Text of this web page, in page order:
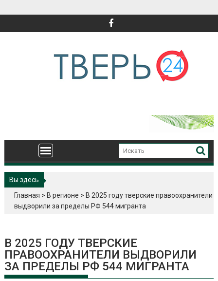
Вы здесь
Главная > В регионе > В 2025 году тверские правоохранители
выдворили за пределы РФ 544 мигранта
В 2025 ГОДУ ТВЕРСКИЕ
ПРАВООХРАНИТЕЛИ ВЫДВОРИЛИ
ЗА ПРЕДЕЛЫ РФ 544 МИГРАНТА